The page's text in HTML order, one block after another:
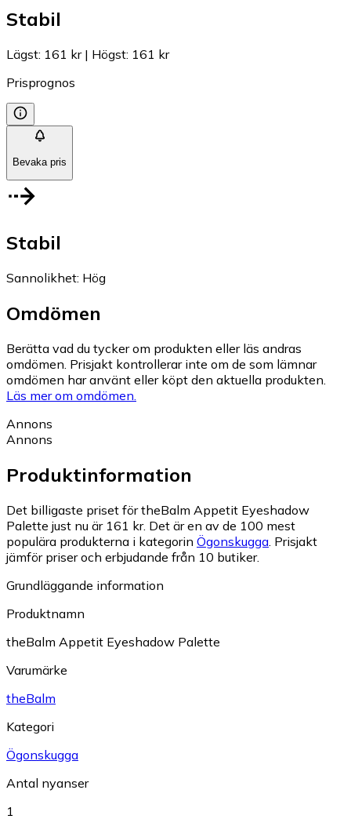
Stabil
Lägst: 161 kr| Högst: 161 kr
Prisprognos
Bevaka pris
Stabil
Sannolikhet: Hög
Omdömen
Berätta vad du tycker om produkten eller läs andras
omdömen. Prisjakt kontrollerar inte om de som lämnar
omdömen har använt eller köpt den aktuella produkten.
Läs mer om omdömen.
Annons
Annons
Produktinformation
Det billigaste priset för theBalm Appetit Eyeshadow
Palette just nu är 161 kr. Det är en av de 100 mest
populära produkterna i kategorin Ögonskugga Prisjakt
jämför priser och erbjudande från 10 butiker.
Grundläggande information
Produktnamn
theBalm Appetit Eyeshadow Palette
Varumärke
theBalm
Kategori
Ögonskugga
Antal nyanser
1